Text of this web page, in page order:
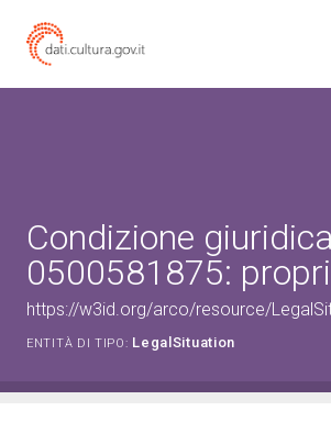
Condizione
0500581875:
https://w3id.org/arco/resource/
ENTITÀ DI TIPO: LegalSituation